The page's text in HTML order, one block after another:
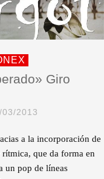
Giro
03/2013
a la incorporación de
que da forma en
un pop de líneas